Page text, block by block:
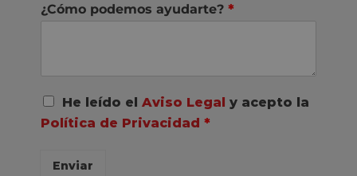
¿Cómo podemos ayudarte? *
A
u
He leído el Aviso Legal y acepto la
Política de Privacidad *
Enviar